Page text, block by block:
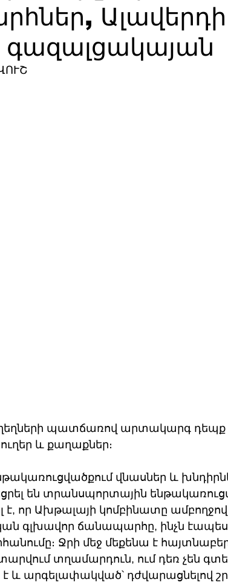
գազալցակայան
պատճառով արտակարգ դեպք
և քաղաքներ։
վնասներ և
են տրանսպորտային
է, որ Ախթալայի կոմբինատը
գլխավոր ճանապարհը, ինչն
Ջրի մեջ մեքենա է
տղամարդուն, ում դեռ չեն
է և արգելափակված՝ դժվարացնելով